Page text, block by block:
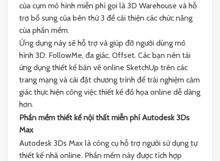
của cụm mô hình miễn phí gọi là 3D Warehouse và hỗ
trợ bổ sung của bên thứ 3 để cải thiện các chức năng
của phần mềm.
Ứng dụng này sẽ hỗ trợ và giúp đỡ người dùng mô
hình 3D: FollowMe, đa giác, Offset. Các bạn nên tải
ứng dụng thiết kế bản vẽ online SketchUp trên các
trang mạng và cài đặt chương trình để trải nghiệm cảm
giác thực hiện công việc thiết kế đồ họa online dễ dàng
hơn.
Phần mềm thiết kế nội thất miễn phí Autodesk 3Ds
Max
Autodesk 3Ds Max là công cụ hỗ trợ người sử dụng tự
thiết kế nhà online. Phần mềm này được tích hợp